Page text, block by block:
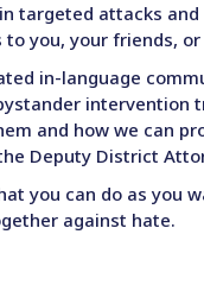
targeted attacks
to you, your friends,
in-language
intervention
and how we can
Deputy District
you can do as you
against hate.